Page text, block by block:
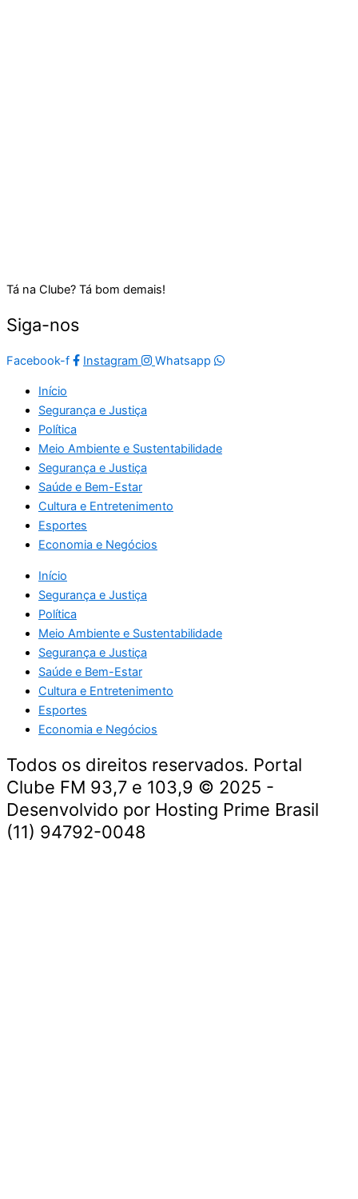
Tá na Clube? Tá bom demais!
Siga-nos
Facebook-f Instagram Whatsapp
Início
Segurança e Justiça
Política
Meio Ambiente e Sustentabilidade
Segurança e Justiça
Saúde e Bem-Estar
Cultura e Entretenimento
Esportes
Economia e Negócios
Início
Segurança e Justiça
Política
Meio Ambiente e Sustentabilidade
Segurança e Justiça
Saúde e Bem-Estar
Cultura e Entretenimento
Esportes
Economia e Negócios
Todos os direitos reservados. Portal
Clube FM 93,7 e 103,9 © 2025 -
Desenvolvido por Hosting Prime Brasil
(11) 94792-0048